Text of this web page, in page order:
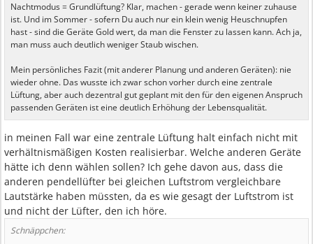
Nachtmodus = Grundlüftung? Klar, machen - gerade wenn keiner zuhause
ist. Und im Sommer - sofern Du auch nur ein klein wenig Heuschnupfen
hast - sind die Geräte Gold wert, da man die Fenster zu lassen kann. Ach ja,
man muss auch deutlich weniger Staub wischen.
Mein persönliches Fazit (mit anderer Planung und anderen Geräten): nie
wieder ohne. Das wusste ich zwar schon vorher durch eine zentrale
Lüftung, aber auch dezentral gut geplant mit den für den eigenen Anspruch
passenden Geräten ist eine deutlich Erhöhung der Lebensqualität.
in meinen Fall war eine zentrale Lüftung halt einfach nicht mit
verhältnismäßigen Kosten realisierbar. Welche anderen Geräte
hätte ich denn wählen sollen? Ich gehe davon aus, dass die
anderen pendellüfter bei gleichen Luftstrom vergleichbare
Lautstärke haben müssten, da es wie gesagt der Luftstrom ist
und nicht der Lüfter, den ich höre.
Schnäppchen: